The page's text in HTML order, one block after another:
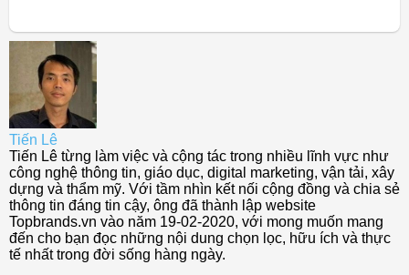
Tiến Lê
Tiến Lê từng làm việc và cộng tác trong nhiều lĩnh vực như
công nghệ thông tin, giáo dục, digital marketing, vận tải, xây
dựng và thẩm mỹ. Với tầm nhìn kết nối cộng đồng và chia sẻ
thông tin đáng tin cậy, ông đã thành lập website
Topbrands.vn vào năm 19-02-2020, với mong muốn mang
đến cho bạn đọc những nội dung chọn lọc, hữu ích và thực
tế nhất trong đời sống hàng ngày.